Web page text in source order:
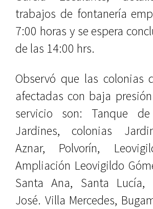
trabajos de fontanería
7:00 horas y se espera
de las 14:00 hrs.
Observó que las colonias
afectadas con baja
servicio son: Tanque
Jardines, colonias
Aznar, Polvorín,
Ampliación Leovigildo
Santa Ana, Santa Lucía,
José. Villa Mercedes,